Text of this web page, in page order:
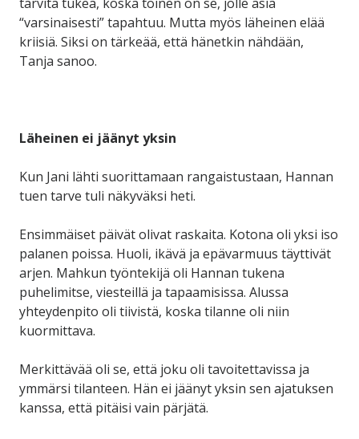
“varsinaisesti” tapahtuu. Mutta myös läheinen elää
kriisiä. Siksi on tärkeää, että hänetkin nähdään,
Tanja sanoo.
Läheinen ei jäänyt yksin
Kun Jani lähti suorittamaan rangaistustaan, Hannan
tuen tarve tuli näkyväksi heti.
Ensimmäiset päivät olivat raskaita. Kotona oli yksi iso
palanen poissa. Huoli, ikävä ja epävarmuus täyttivät
arjen. Mahkun työntekijä oli Hannan tukena
puhelimitse, viesteillä ja tapaamisissa. Alussa
yhteydenpito oli tiivistä, koska tilanne oli niin
kuormittava.
Merkittävää oli se, että joku oli tavoitettavissa ja
ymmärsi tilanteen. Hän ei jäänyt yksin sen ajatuksen
kanssa, että pitäisi vain pärjätä.